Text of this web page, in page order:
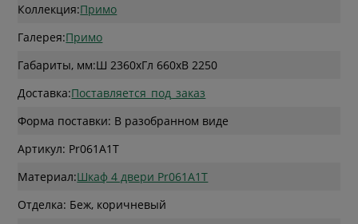
Коллекция:Примо
Галерея:Примо
Габариты, мм:Ш 2360xГл 660xВ 2250
Доставка:Поставляется_под_заказ
Форма поставки: В разобранном виде
Артикул: Pr061A1T
Материал:Шкаф 4 двери Pr061A1T
Отделка: Беж, коричневый